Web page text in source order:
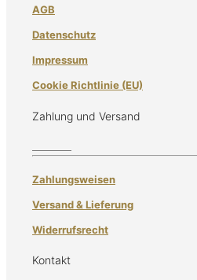
AGB
Datenschutz
Impressum
Cookie Richtlinie (EU)
Zahlung und Versand
Zahlungsweisen
Versand & Lieferung
Widerrufsrecht
Kontakt